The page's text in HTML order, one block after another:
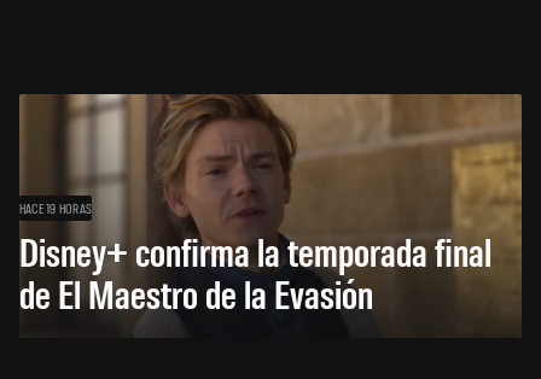
HACE 19 HORAS
Disney+ confirma la temporada final
de El Maestro de la Evasión